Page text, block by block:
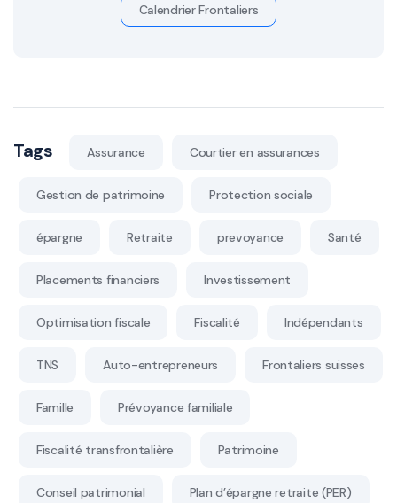
Calendrier Frontaliers
Tags Assurance Courtier en assurances
Gestion de patrimoine Protection sociale
épargne Retraite prevoyance Santé
Placements financiers Investissement
Optimisation fiscale Fiscalité Indépendants
TNS Auto-entrepreneurs Frontaliers suisses
Famille Prévoyance familiale
Fiscalité transfrontalière Patrimoine
Conseil patrimonial Plan d’épargne retraite (PER)